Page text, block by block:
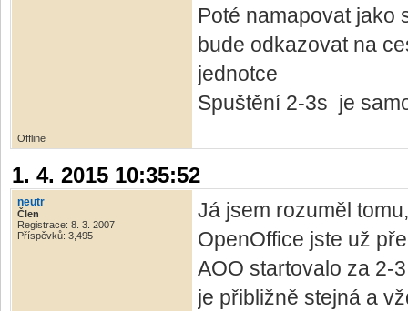
Poté namapovat jako
bude odkazovat na
jednotce
Spuštění 2-3s je
Offline
1. 4. 2015 10:35:52
neutr
Člen
Registrace: 8. 3. 2007
Příspěvků: 3,495
Já jsem rozuměl
OpenOffice jste už
AOO startovalo za 2-
je přibližně stejná a